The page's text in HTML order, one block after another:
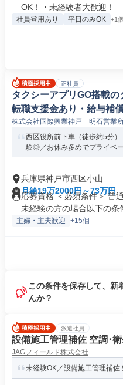
OK！・未経験者大歓迎！
社員登用あり 平日のみOK +1個
正社員
タクシーアプリGO搭載
転職支援金あり・給与補
株式会社国際興業神戸 明石営業
西区役所前下車（徒歩約5分
験◎／お休み多めでプライベ
兵庫県神戸市西区小山
月給19万2000円～73万円
応募資格 ＜必須条件＞ 普
未経験の方の場合以下の条
主婦・主夫歓迎 +15個
この条件を保存して、新
んか？
派遣社員
設備施工管理補佐 空調･衛
JAGフィールド株式会社
未経験OK／設備施工管理補佐